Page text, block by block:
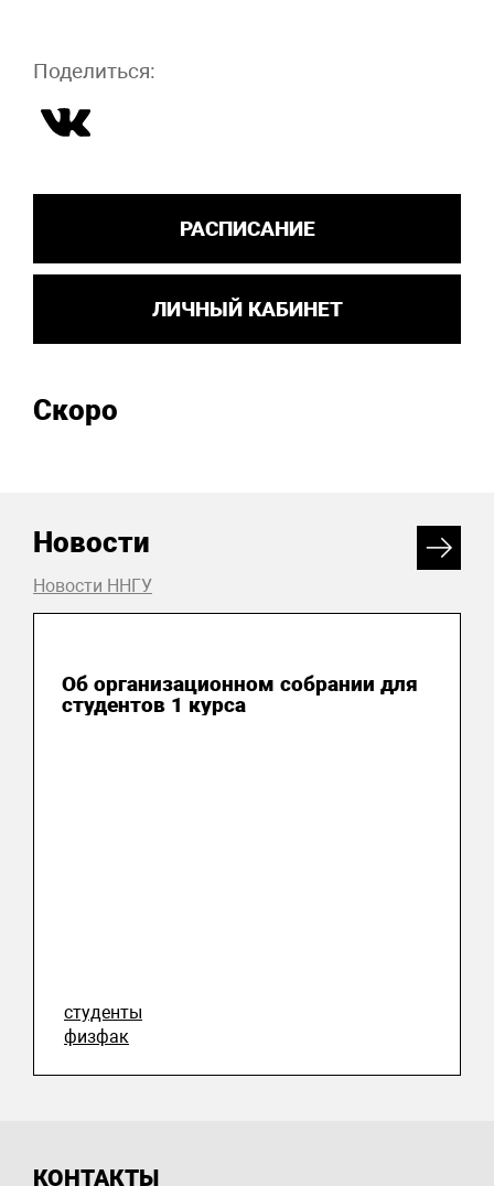
Поделиться:
РАСПИСАНИЕ
ЛИЧНЫЙ КАБИНЕТ
Скоро
Новости
Новости ННГУ
Об организационном собрании для
студентов 1 курса
студенты
физфак
КОНТАКТЫ